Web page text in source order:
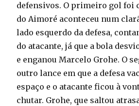
defensivos. O primeiro gol foi
do Aimoré aconteceu num
lado esquerdo da defesa,
do atacante, já que a bola
e enganou Marcelo Grohe. O
outro lance em que a defesa
espaço e o atacante ficou à
chutar. Grohe, que saltou